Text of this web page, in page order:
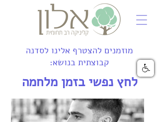
מוזמנים להצטרף אלינו לסדנה
קבוצתית בנושא:
לחץ נפשי בזמן מלחמה